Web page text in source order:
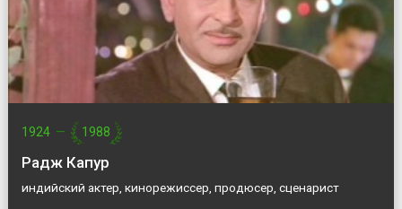
1924 — 1988
Радж Капур
индийский актер, кинорежиссер, продюсер, сценарист